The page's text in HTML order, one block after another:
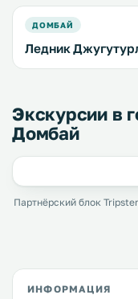
ДОМБАЙ
Ледник
Экскурсии в
Домбай
Партнёрский блок
ИНФОРМАЦИЯ